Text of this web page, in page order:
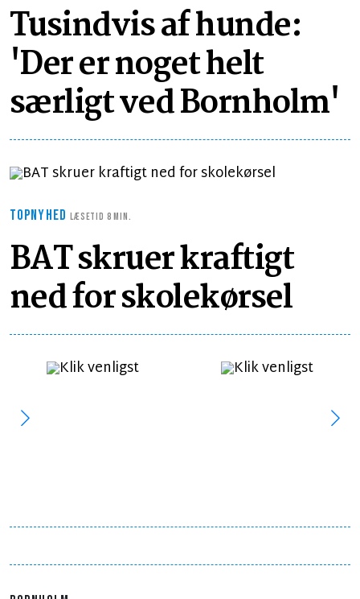
Tusindvis af hunde:
'Der er noget helt
særligt ved Bornholm'
TOPNYHEDLÆSETID 8 MIN.
BAT skruer kraftigt
ned for skolekørsel